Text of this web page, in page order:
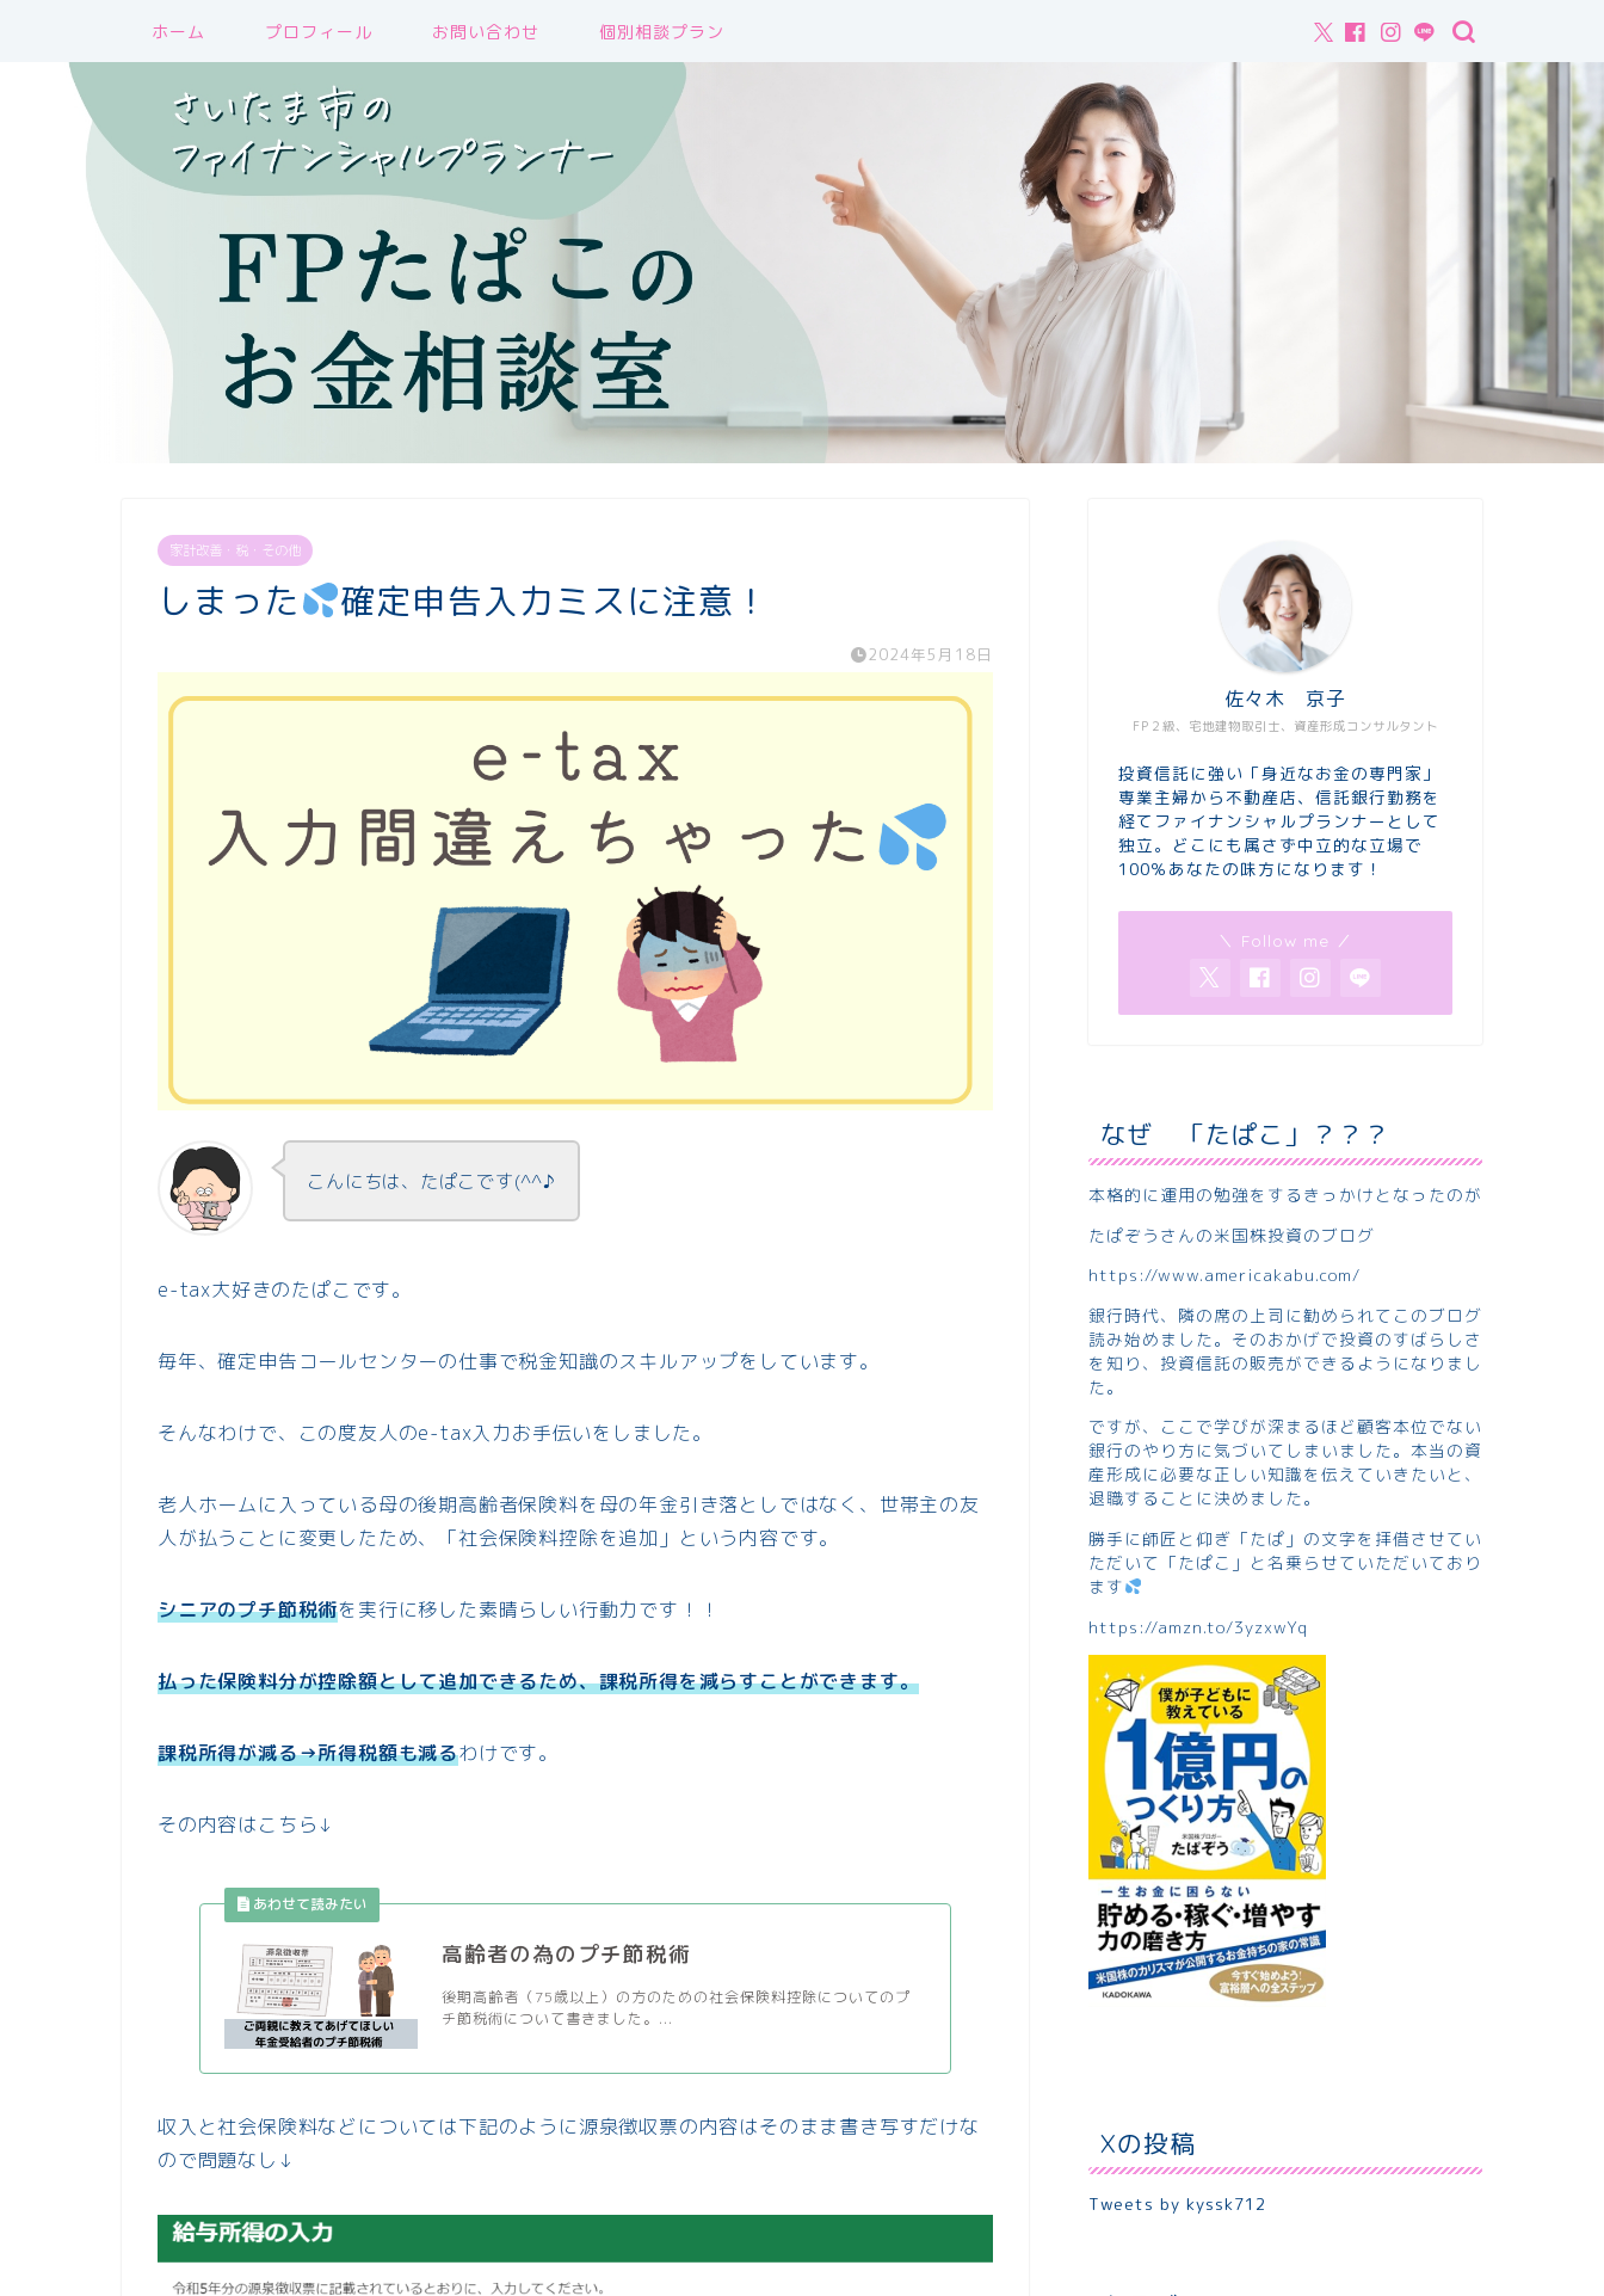
ホーム プロフィール お問い合わせ 個別相談プラン
家計改善・税・その他
しまった 確定申告入力ミスに注意！
2024年5月18日
こんにちは、たぱこです(^^♪
e-tax大好きのたぱこです。
毎年、確定申告コールセンターの仕事で税金知識のスキルアップをしています。
そんなわけで、この度友人のe-tax入力お手伝いをしました。
老人ホームに入っている母の後期高齢者保険料を母の年金引き落としではなく、世帯主の友
人が払うことに変更したため、「社会保険料控除を追加」という内容です。
シニアのプチ節税術を実行に移した素晴らしい行動力です！！
払った保険料分が控除額として追加できるため、課税所得を減らすことができます。
課税所得が減る→所得税額も減るわけです。
その内容はこちら↓
高齢者の為のプチ節税術
後期高齢者（75歳以上）の方のための社会保険料控除についてのプ
チ節税術について書きました。...
収入と社会保険料などについては下記のように源泉徴収票の内容はそのまま書き写すだけな
ので問題なし↓
FP２級、宅地建物取引士、資産形成コンサルタント
佐々木 京子
投資信託に強い「身近なお金の専門家」
専業主婦から不動産店、信託銀行勤務を
経てファイナンシャルプランナーとして
独立。どこにも属さず中立的な立場で
100％あなたの味方になります！
＼ Follow me ／
なぜ 「たぱこ」？？？
本格的に運用の勉強をするきっかけとなったのが
たぱぞうさんの米国株投資のブログ
https://www.americakabu.com/
銀行時代、隣の席の上司に勧められてこのブログ
読み始めました。そのおかげで投資のすばらしさ
を知り、投資信託の販売ができるようになりまし
た。
ですが、ここで学びが深まるほど顧客本位でない
銀行のやり方に気づいてしまいました。本当の資
産形成に必要な正しい知識を伝えていきたいと、
退職することに決めました。
勝手に師匠と仰ぎ「たぱ」の文字を拝借させてい
ただいて「たぱこ」と名乗らせていただいており
ます
https://amzn.to/3yzxwYq
Xの投稿
Tweets by kyssk712